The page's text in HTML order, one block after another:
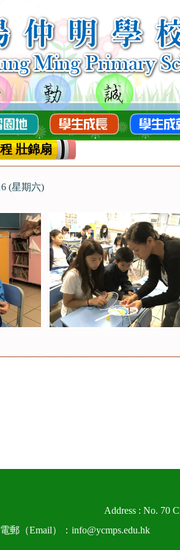
壯錦扇
(星期六)
Address : No. 70
電郵（Email）：info@ycmps.edu.hk